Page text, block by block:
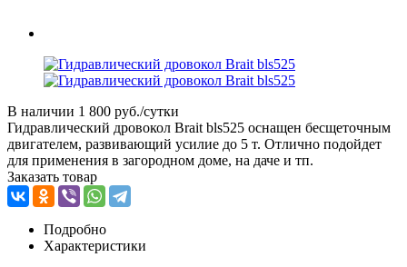
В наличии 1 800 руб./сутки
Гидравлический дровокол Brait bls525 оснащен бесщеточным
двигателем, развивающий усилие до 5 т. Отлично подойдет
для применения в загородном доме, на даче и тп.
Заказать товар
Подробно
Характеристики